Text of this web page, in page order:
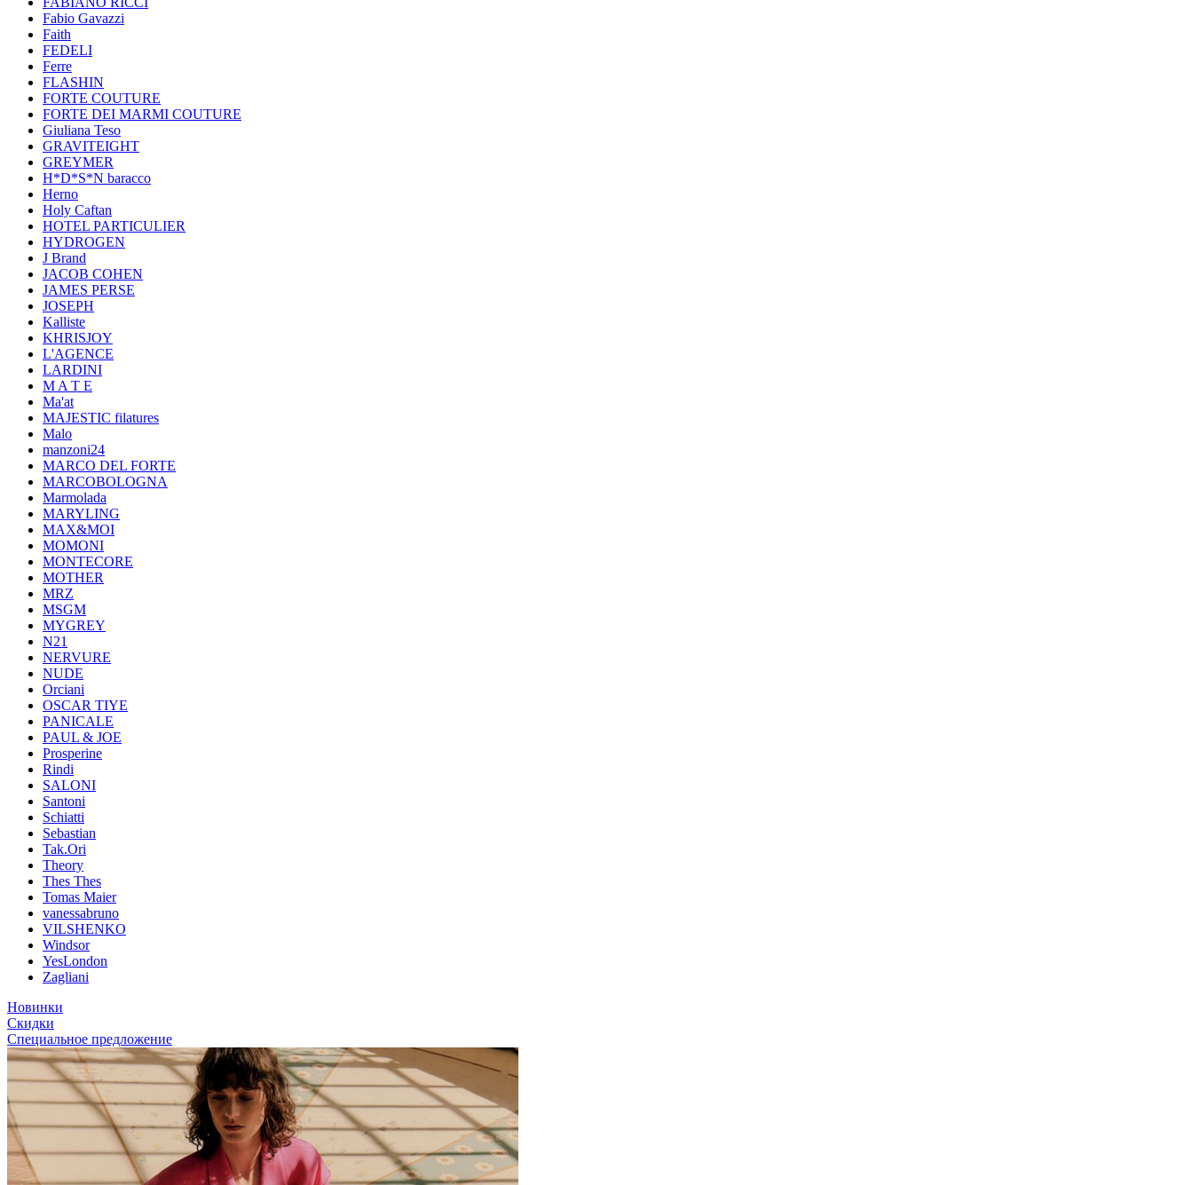
Fabio Gavazzi
Faith
FEDELI
Ferre
FLASHIN
FORTE COUTURE
FORTE DEI MARMI COUTURE
Giuliana Teso
GRAVITEIGHT
GREYMER
H*D*S*N baracco
Herno
Holy Caftan
HOTEL PARTICULIER
HYDROGEN
J Brand
JACOB COHEN
JAMES PERSE
JOSEPH
Kalliste
KHRISJOY
L'AGENCE
LARDINI
M A T E
Ma'at
MAJESTIC filatures
Malo
manzoni24
MARCO DEL FORTE
MARCOBOLOGNA
Marmolada
MARYLING
MAX&MOI
MOMONI
MONTECORE
MOTHER
MRZ
MSGM
MYGREY
N21
NERVURE
NUDE
Orciani
OSCAR TIYE
PANICALE
PAUL & JOE
Prosperine
Rindi
SALONI
Santoni
Schiatti
Sebastian
Tak.Ori
Theory
Thes Thes
Tomas Maier
vanessabruno
VILSHENKO
Windsor
YesLondon
Zagliani
Новинки
Скидки
Специальное предложение